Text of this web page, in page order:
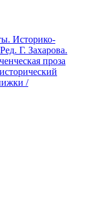
Историко-
Г. Захарова.
проза
/